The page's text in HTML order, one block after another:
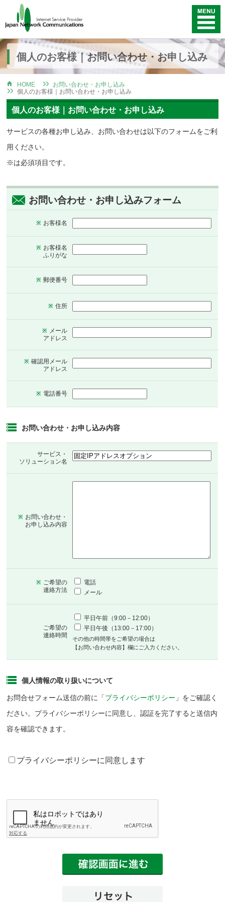
個人のお客様｜お問い合わせ・お申し込み
HOME
お問い合わせ・お申し込み
個人のお客様｜お問い合わせ・お申し込み
個人のお客様｜お問い合わせ・お申し込み
サービスの各種お申し込み、お問い合わせは以下のフォームをご利
用ください。
※は必須項目です。
お問い合わせ・お申し込みフォーム
※ お客様名
※ お客様名
ふりがな
※ 郵便番号
※ 住所
※ メール
アドレス
※ 確認用メール
アドレス
※ 電話番号
お問い合わせ・お申し込み内容
サービス・
ソリューション名
※ お問い合わせ・
お申し込み内容
※ ご希望の
連絡方法
電話
メール
ご希望の
連絡時間
平日午前（9:00－12:00）
平日午後（13:00－17:00）
その他の時間帯をご希望の場合は
【お問い合わせ内容】欄にご入力ください。
個人情報の取り扱いについて
お問合せフォーム送信の前に「プライバシーポリシー 」をご確認く
ださい。プライバシーポリシーに同意し、認証を完了すると送信内
容を確認できます。
プライバシーポリシーに同意します